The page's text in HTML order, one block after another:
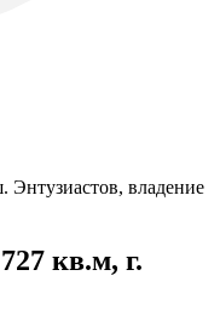
Энтузиастов, владение
кв.м, г.